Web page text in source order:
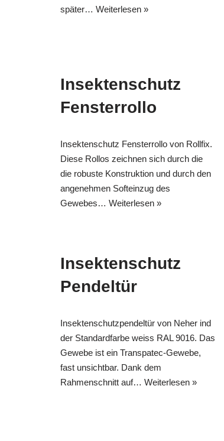
später… Weiterlesen »
Insektenschutz
Fensterrollo
Insektenschutz Fensterrollo von Rollfix.
Diese Rollos zeichnen sich durch die
die robuste Konstruktion und durch den
angenehmen Softeinzug des
Gewebes… Weiterlesen »
Insektenschutz
Pendeltür
Insektenschutzpendeltür von Neher ind
der Standardfarbe weiss RAL 9016. Das
Gewebe ist ein Transpatec-Gewebe,
fast unsichtbar. Dank dem
Rahmenschnitt auf… Weiterlesen »